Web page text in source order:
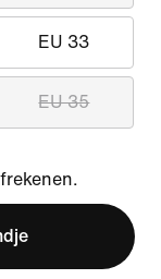
EU 33
EU 35